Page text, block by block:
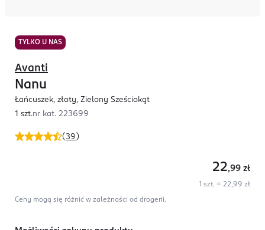
TYLKO U NAS
(39 )
Avanti
Nanu
Łańcuszek, złoty, Zielony Sześciokąt
1 szt.nr kat. 223699
22,99 zł
1 szt. = 22,99 zł
Ceny mogą się różnić w zależności od drogerii.